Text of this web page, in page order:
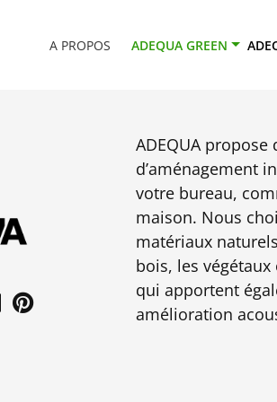
A PROPOS ADEQUA GREEN
ADEQUA
d’aménagement
votre bureau,
maison. Nous
matériaux
bois, les
qui apportent
amélioration